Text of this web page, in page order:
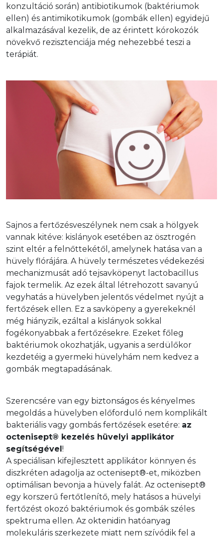
konzultáció során) antibiotikumok (baktériumok
ellen) és antimikotikumok (gombák ellen) egyidejű
alkalmazásával kezelik, de az érintett kórokozók
növekvő rezisztenciája még nehezebbé teszi a
terápiát.
Sajnos a fertőzésveszélynek nem csak a hölgyek
vannak kitéve: kislányok esetében az ösztrogén
szint eltér a felnőttekétől, amelynek hatása van a
hüvely flórájára. A hüvely természetes védekezési
mechanizmusát adó tejsavköpenyt lactobacillus
fajok termelik. Az ezek által létrehozott savanyú
vegyhatás a hüvelyben jelentős védelmet nyújt a
fertőzések ellen. Ez a savköpeny a gyerekeknél
még hiányzik, ezáltal a kislányok sokkal
fogékonyabbak a fertőzésekre. Ezeket főleg
baktériumok okozhatják, ugyanis a serdülőkor
kezdetéig a gyermeki hüvelyhám nem kedvez a
gombák megtapadásának.
Szerencsére van egy biztonságos és kényelmes
megoldás a hüvelyben előforduló nem komplikált
bakteriális vagy gombás fertőzések esetére: az
octenisept® kezelés hüvelyi applikátor
segítségével!
A speciálisan kifejlesztett applikátor könnyen és
diszkréten adagolja az octenisept®-et, miközben
optimálisan bevonja a hüvely falát. Az octenisept®
egy korszerű fertőtlenítő, mely hatásos a hüvelyi
fertőzést okozó baktériumok és gombák széles
spektruma ellen. Az oktenidin hatóanyag
molekuláris szerkezete miatt nem szívódik fel a